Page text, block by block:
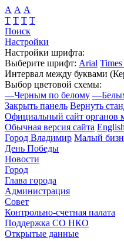
А А А
Т Т Т Т
Поиск
Настройки
Настройки шрифта:
Выберите шрифт: Arial
Интервал между буквами
Выбор цветовой схемы:
—Черным по белому —
Закрыть панель Вернуть
Официальный сайт органов
Обычная версия сайта
Город Владимир Малый
День Победы
Новости
Город
Глава города
Администрация
Совет
Контрольно-счетная палата
Поддержка СО НКО
Открытые данные